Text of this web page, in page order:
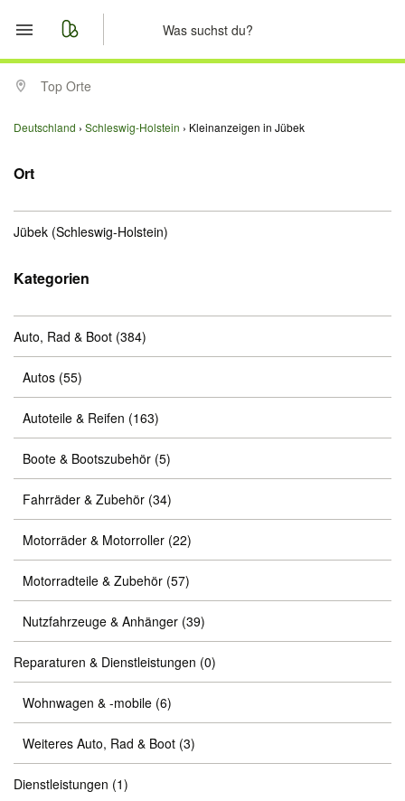
Start
Merkliste
Anzeige aufgeben
Top Orte
Deutschland Schleswig-Holstein Kleinanzeigen in Jübek
Ort
Jübek (Schleswig-Holstein)
Kategorien
Auto, Rad & Boot (384)
Autos (55)
Autoteile & Reifen (163)
Boote & Bootszubehör (5)
Fahrräder & Zubehör (34)
Motorräder & Motorroller (22)
Motorradteile & Zubehör (57)
Nutzfahrzeuge & Anhänger (39)
Reparaturen & Dienstleistungen (0)
Wohnwagen & -mobile (6)
Weiteres Auto, Rad & Boot (3)
Dienstleistungen (1)